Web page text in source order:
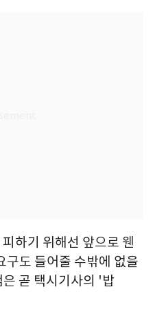
하기 위해선 앞으로 웬
구도 들어줄 수밖에 없을
곧 택시기사의 '밥